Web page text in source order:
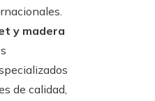
y madera
de calidad,